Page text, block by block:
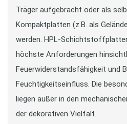
Träger aufgebracht oder als
Kompaktplatten (z.B. als
werden. HPL-
höchste Anforderungen
Feuerwiderstandsfähigkeit und
Feuchtigkeitseinfluss. Die
liegen außer in den
der dekorativen Vielfalt.